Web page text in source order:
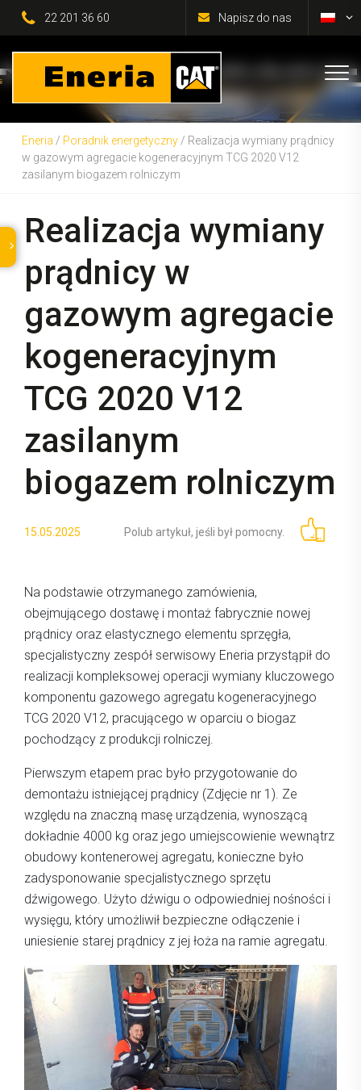
22 201 36 60 Napisz do nas
Eneria / Poradnik energetyczny / Realizacja wymiany prądnicy
w gazowym agregacie kogeneracyjnym TCG 2020 V12
zasilanym biogazem rolniczym
Realizacja wymiany
prądnicy w
gazowym agregacie
kogeneracyjnym
TCG 2020 V12
zasilanym
biogazem rolniczym
15.05.2025 Polub artykuł, jeśli był pomocny.
Na podstawie otrzymanego zamówienia,
obejmującego dostawę i montaż fabrycznie nowej
prądnicy oraz elastycznego elementu sprzęgła,
specjalistyczny zespół serwisowy Eneria przystąpił do
realizacji kompleksowej operacji wymiany kluczowego
komponentu gazowego agregatu kogeneracyjnego
TCG 2020 V12, pracującego w oparciu o biogaz
pochodzący z produkcji rolniczej.
Pierwszym etapem prac było przygotowanie do
demontażu istniejącej prądnicy (Zdjęcie nr 1). Ze
względu na znaczną masę urządzenia, wynoszącą
dokładnie 4000 kg oraz jego umiejscowienie wewnątrz
obudowy kontenerowej agregatu, konieczne było
zadysponowanie specjalistycznego sprzętu
dźwigowego. Użyto dźwigu o odpowiedniej nośności i
wysięgu, który umożliwił bezpieczne odłączenie i
uniesienie starej prądnicy z jej łoża na ramie agregatu.